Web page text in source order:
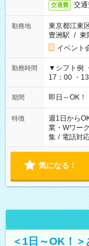
交通費 交
勤務地
東京都江東
豊洲駅 / 東
イベント
勤務時間
▼シフト例
17：00 ・13：
仕事により
期間 即日～OK
特徴 週1日から
業・Wワー
集 / 電話対
気になる！
＜1日～OK！